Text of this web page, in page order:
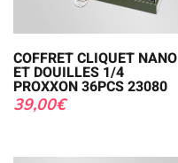
COFFRET CLIQUET NANO
ET DOUILLES 1/4
PROXXON 36PCS 23080
39,00€